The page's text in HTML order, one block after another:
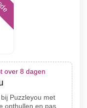
over 8 dagen
Puzzleyou met
onthullen en pas